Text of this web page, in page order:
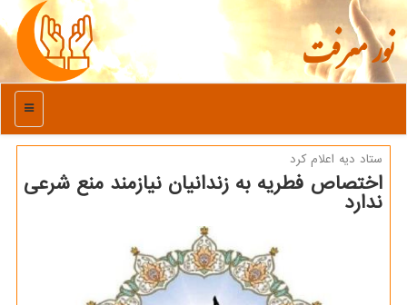
نور معرفت
منو
ستاد دیه اعلام كرد
اختصاص فطریه به زندانیان نیازمند منع شرعی
ندارد